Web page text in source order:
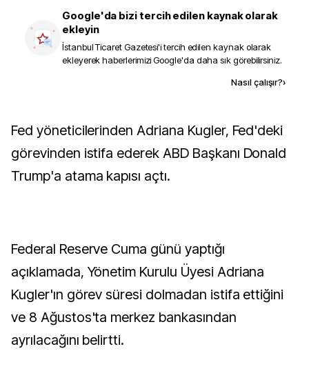
Google'da bizi tercih edilen kaynak olarak
ekleyin
İstanbul Ticaret Gazetesi'i tercih edilen kaynak olarak
ekleyerek haberlerimizi Google'da daha sık görebilirsiniz.
Nasıl çalışır?›
Fed yöneticilerinden Adriana Kugler, Fed'deki
görevinden istifa ederek ABD Başkanı Donald
Trump'a atama kapısı açtı.
Federal Reserve Cuma günü yaptığı
açıklamada, Yönetim Kurulu Üyesi Adriana
Kugler'ın görev süresi dolmadan istifa ettiğini
ve 8 Ağustos'ta merkez bankasından
ayrılacağını belirtti.